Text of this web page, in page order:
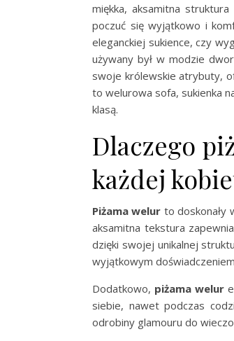
miękka, aksamitna
poczuć się wyjątkowo i
eleganckiej sukience, czy
używany był w modzie
swoje królewskie atrybuty,
to welurowa sofa, sukienka
klasą.
Dlaczego
każdej
Piżama welur to doskonały
aksamitna tekstura
dzięki swojej unikalnej
wyjątkowym
Dodatkowo, piżama welur
siebie, nawet podczas
odrobiny glamouru do